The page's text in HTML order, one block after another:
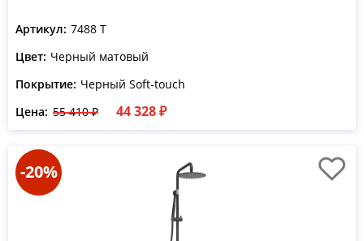
Артикул: 7488 T
Цвет: Черный матовый
Покрытие: Черный Soft-touch
Цена: 55 410 ₽ 44 328 ₽
-20%